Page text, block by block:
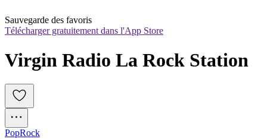
Sauvegarde des favoris
Télécharger gratuitement dans l'App Store
Virgin Radio La Rock Station
PopRock